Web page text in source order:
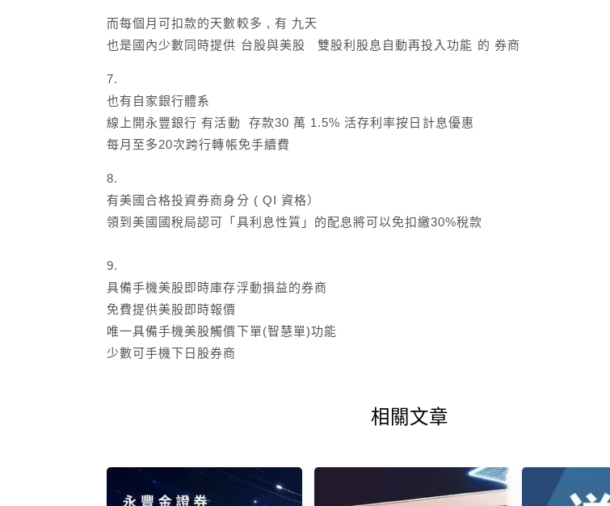
而每個月可扣款的天數較多 , 有 九天
也是國內少數同時提供 台股與美股 雙股利股息自動再投入功能 的 券商
7.
也有自家銀行體系
線上開永豐銀行 有活動 存款30 萬 1.5% 活存利率按日計息優惠
每月至多20次跨行轉帳免手續費
8.
有美國合格投資券商身分 ( QI 資格）
領到美國國稅局認可「具利息性質」的配息將可以免扣繳30%稅款
9.
具備手機美股即時庫存浮動損益的券商
免費提供美股即時報價
唯一具備手機美股觸價下單(智慧單)功能
少數可手機下日股券商
相關文章